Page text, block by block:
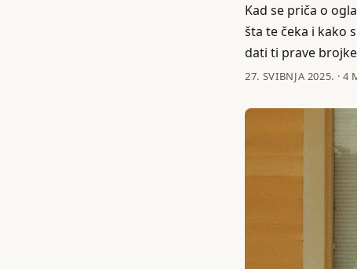
Kad se priča o
šta te čeka i kako
dati ti prave
27. SVIBNJA 2025. ·4